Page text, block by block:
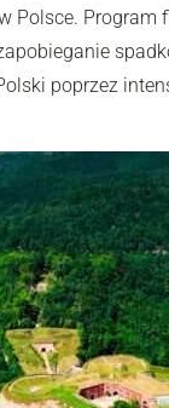
Polsce.
poprzez